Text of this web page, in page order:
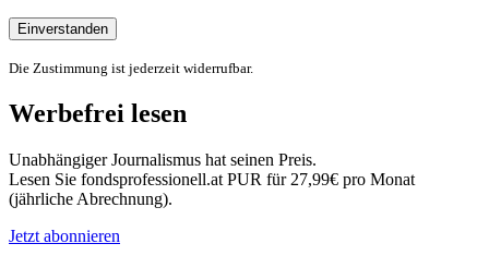
Einverstanden
Die Zustimmung ist jederzeit widerrufbar.
Werbefrei lesen
Unabhängiger Journalismus hat seinen Preis.
Lesen Sie fondsprofessionell.at PUR für 27,99€ pro Monat
(jährliche Abrechnung).
Jetzt abonnieren